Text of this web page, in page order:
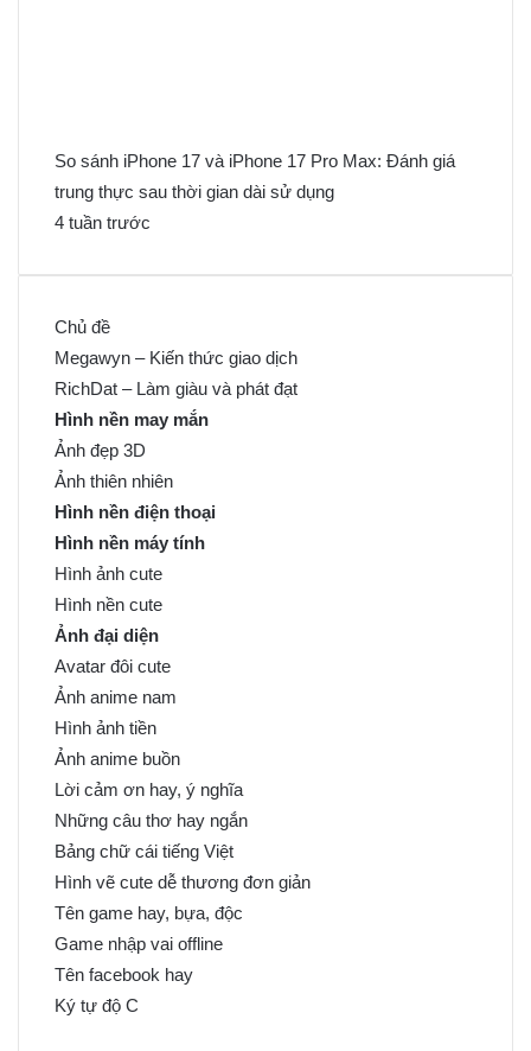
So sánh iPhone 17 và iPhone 17 Pro Max: Đánh giá
trung thực sau thời gian dài sử dụng
4 tuần trước
Chủ đề
Megawyn – Kiến thức giao dịch
RichDat – Làm giàu và phát đạt
Hình nền may mắn
Ảnh đẹp 3D
Ảnh thiên nhiên
Hình nền điện thoại
Hình nền máy tính
Hình ảnh cute
Hình nền cute
Ảnh đại diện
Avatar đôi cute
Ảnh anime nam
Hình ảnh tiền
Ảnh anime buồn
Lời cảm ơn hay, ý nghĩa
Những câu thơ hay ngắn
Bảng chữ cái tiếng Việt
Hình vẽ cute dễ thương đơn giản
Tên game hay, bựa, độc
Game nhập vai offline
Tên facebook hay
Ký tự độ C